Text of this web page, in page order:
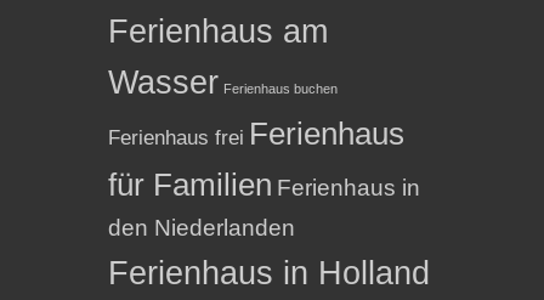
Ferienhaus am
Wasser Ferienhaus buchen
Ferienhaus frei Ferienhaus
für Familien Ferienhaus in
den Niederlanden
Ferienhaus in Holland